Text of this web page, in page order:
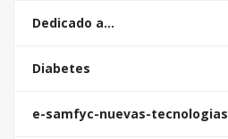
Dedicado a…
Diabetes
e-samfyc-nuevas-tecnologias